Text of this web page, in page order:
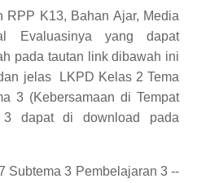
RPP K13, Bahan Ajar, Media
Evaluasinya yang dapat
pada tautan link dibawah ini
jelas
LKPD Kelas 2 Tema
3 (Kebersamaan di Tempat
3 dapat di download pada
Subtema 3 Pembelajaran 3 --